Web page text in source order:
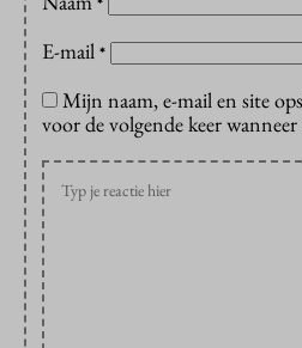
E-mail *
Mijn naam, e-mail en site
voor de volgende keer wanneer